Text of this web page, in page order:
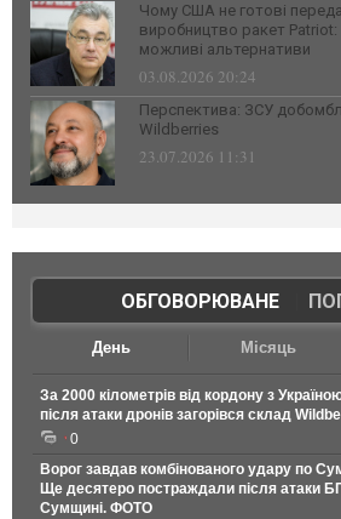
Чому США не готові
виробництво ракет Patriot:
можливі альтернативи
03.08.2026 20:24
Перспектива: ЗСУ
Wildberries
23.07.2026 11:31
ОБГОВОРЮВАНЕ|
День Місяць
За 2000 кілометрів від кордону з
після атаки дронів загорівся склад
0
Ворог завдав комбінованого удару по
Ще десятеро постраждали після атаки
Сумщині. ФОТО